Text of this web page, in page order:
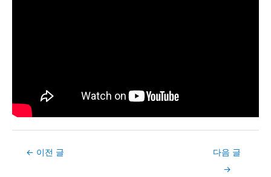
Post← 이전 글
다음 글
→